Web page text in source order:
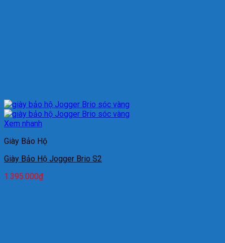
Xem nhanh
Giày Bảo Hộ
Giày Bảo Hộ Jogger Brio S2
1.395.000₫